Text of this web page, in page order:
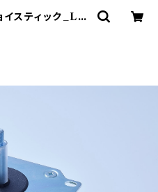
イスティック_LS-